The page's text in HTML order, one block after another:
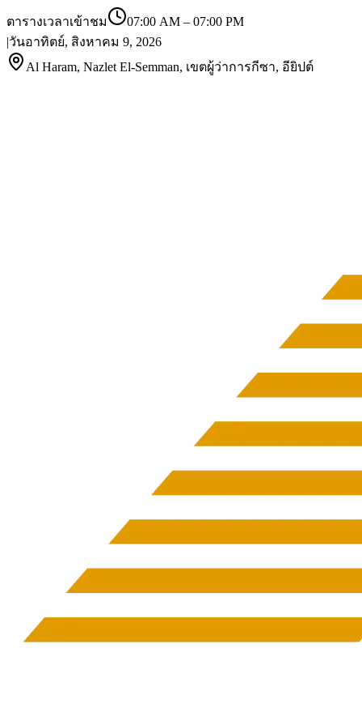
ตารางเวลาเข้าชม 07:00 AM – 07:00 PM
|วันอาทิตย์, สิงหาคม 9, 2026
Al Haram, Nazlet El-Semman, เขตผู้ว่าการกีซา, อียิปต์